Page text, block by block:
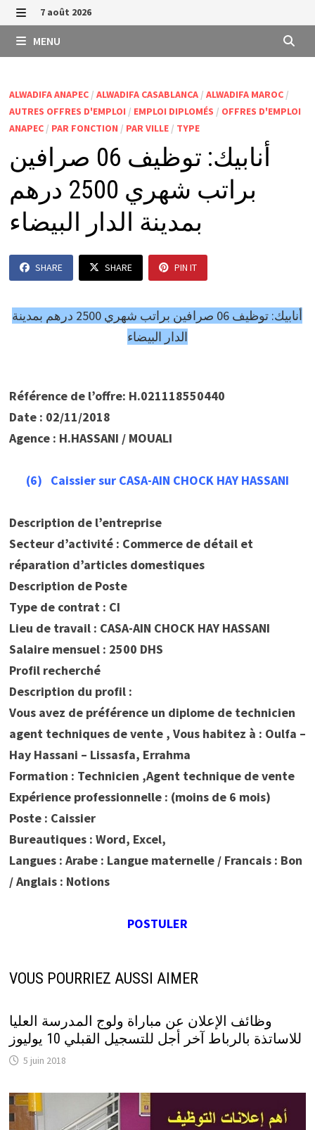
Passer
au
contenu
MENU
7 août 2026
MENU
ALWADIFA ANAPEC/ ALWADIFA CASABLANCA/ ALWADIFA MAROC/
AUTRES OFFRES D'EMPLOI / EMPLOI DIPLOMÉS / OFFRES D'EMPLOI
ANAPEC/ PAR FONCTION / PAR VILLE/ TYPE
أنابيك: توظيف 06 صرافين
براتب شهري 2500 درهم
بمدينة الدار البيضاء
SHARE SHARE PIN IT
أنابيك: توظيف 06 صرافين براتب شهري 2500 درهم بمدينة
الدار البيضاء
Référence de l’offre: H.021118550440
Date : 02/11/2018
Agence : H.HASSANI / MOUALI
(6) Caissier sur CASA-AIN CHOCK HAY HASSANI
Description de l’entreprise
Secteur d’activité : Commerce de détail et
réparation d’articles domestiques
Description de Poste
Type de contrat : CI
Lieu de travail : CASA-AIN CHOCK HAY HASSANI
Salaire mensuel : 2500 DHS
Profil recherché
Description du profil :
Vous avez de préférence un diplome de technicien
agent techniques de vente , Vous habitez à : Oulfa –
Hay Hassani – Lissasfa, Errahma
Formation : Technicien ,Agent technique de vente
Expérience professionnelle : (moins de 6 mois)
Poste : Caissier
Bureautiques : Word, Excel,
Langues : Arabe : Langue maternelle / Francais : Bon
/ Anglais : Notions
POSTULER
VOUS POURRIEZ AUSSI AIMER
وظائف الإعلان عن مباراة ولوج المدرسة العليا
للاساتذة بالرباط آخر أجل للتسجيل القبلي 10 يوليوز
5 juin 2018